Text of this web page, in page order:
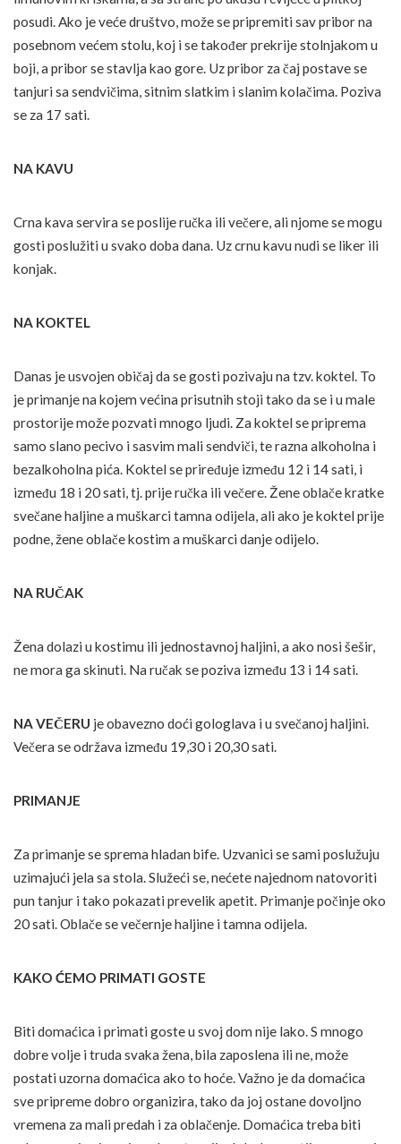
posudi. Ako je veće društvo, može se pripremiti sav pribor na
posebnom većem stolu, koj i se također prekrije stolnjakom u
boji, a pribor se stavlja kao gore. Uz pribor za čaj postave se
tanjuri sa sendvičima, sitnim slatkim i slanim kolačima. Poziva
se za 17 sati.
NA KAVU
Crna kava servira se poslije ručka ili večere, ali njome se mogu
gosti poslužiti u svako doba dana. Uz crnu kavu nudi se liker ili
konjak.
NA KOKTEL
Danas je usvojen običaj da se gosti pozivaju na tzv. koktel. To
je primanje na kojem većina prisutnih stoji tako da se i u male
prostorije može pozvati mnogo ljudi. Za koktel se priprema
samo slano pecivo i sasvim mali sendviči, te razna alkoholna i
bezalkoholna pića. Koktel se priređuje između 12 i 14 sati, i
između 18 i 20 sati, tj. prije ručka ili večere. Žene oblače kratke
svečane haljine a muškarci tamna odijela, ali ako je koktel prije
podne, žene oblače kostim a muškarci danje odijelo.
NA RUČAK
Žena dolazi u kostimu ili jednostavnoj haljini, a ako nosi šešir,
ne mora ga skinuti. Na ručak se poziva između 13 i 14 sati.
NA VEČERU je obavezno doći gologlava i u svečanoj haljini.
Večera se održava između 19,30 i 20,30 sati.
PRIMANJE
Za primanje se sprema hladan bife. Uzvanici se sami poslužuju
uzimajući jela sa stola. Služeći se, nećete najednom natovoriti
pun tanjur i tako pokazati prevelik apetit. Primanje počinje oko
20 sati. Oblače se večernje haljine i tamna odijela.
KAKO ĆEMO PRIMATI GOSTE
Biti domaćica i primati goste u svoj dom nije lako. S mnogo
dobre volje i truda svaka žena, bila zaposlena ili ne, može
postati uzorna domaćica ako to hoće. Važno je da domaćica
sve pripreme dobro organizira, tako da joj ostane dovoljno
vremena za mali predah i za oblačenje. Domaćica treba biti